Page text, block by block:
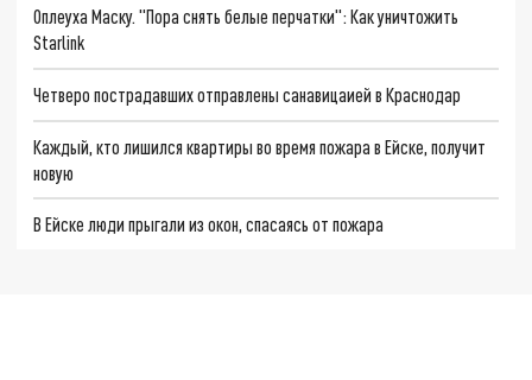
Оплеуха Маску. "Пора снять белые перчатки": Как уничтожить
Starlink
Четверо пострадавших отправлены санавицаией в Краснодар
Каждый, кто лишился квартиры во время пожара в Ейске, получит
новую
В Ейске люди прыгали из окон, спасаясь от пожара